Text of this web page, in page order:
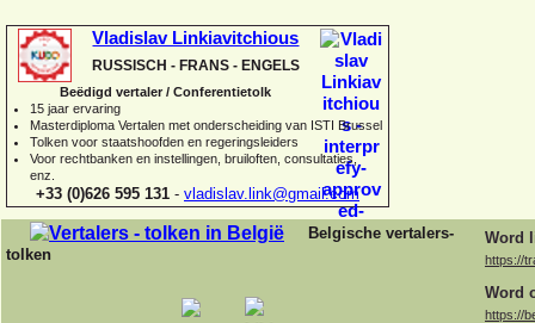
Vladislav Linkiavitchious
RUSSISCH - FRANS - ENGELS
Beëdigd vertaler / Conferentietolk
15 jaar ervaring
Masterdiploma Vertalen met onderscheiding van ISTI Brussel
Tolken voor staatshoofden en regeringsleiders
Voor rechtbanken en instellingen, bruiloften, consultaties,
enz.
+33 (0)626 595 131 - vladislav.link@gmail.com
Belgische vertalers-
tolken
Word
https://
Word
https://